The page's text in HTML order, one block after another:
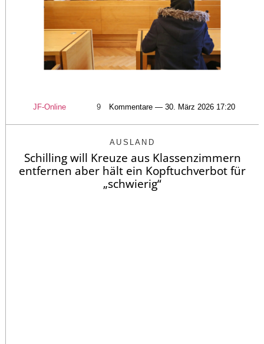
JF-Online 9 Kommentare — 30. März 2026 17:20
AUSLAND
Schilling will Kreuze aus Klassenzimmern
entfernen aber hält ein Kopftuchverbot für
„schwierig“